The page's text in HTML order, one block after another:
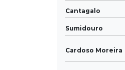
Cantagalo
Sumidouro
Cardoso Moreira